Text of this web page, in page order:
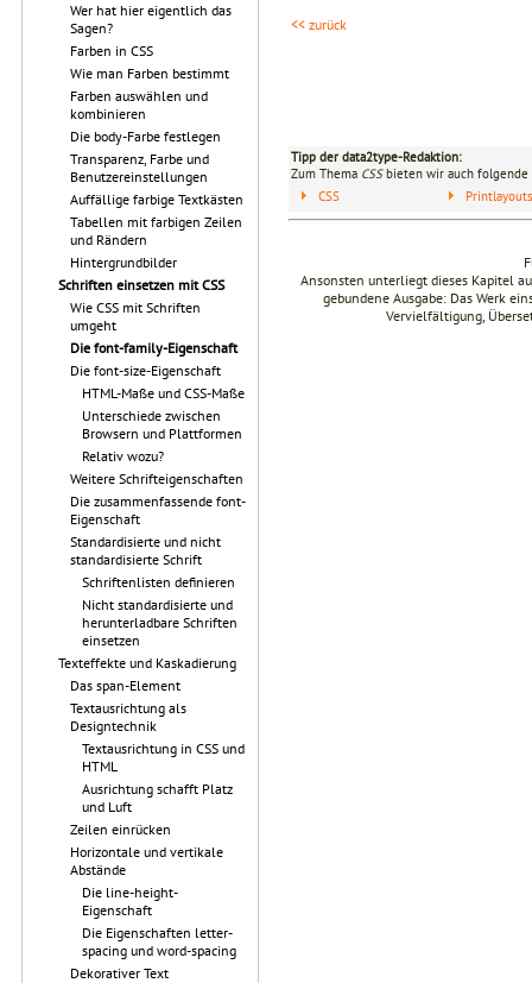
Wer hat hier eigentlich das
Sagen?
Farben in CSS
Wie man Farben bestimmt
Farben auswählen und
kombinieren
Die body-Farbe festlegen
Transparenz, Farbe und
Benutzereinstellungen
Auffällige farbige Textkästen
Tabellen mit farbigen Zeilen
und Rändern
Hintergrundbilder
Schriften einsetzen mit CSS
Wie CSS mit Schriften
umgeht
Die font-family-Eigenschaft
Die font-size-Eigenschaft
HTML-Maße und CSS-Maße
Unterschiede zwischen
Browsern und Plattformen
Relativ wozu?
Weitere Schrifteigenschaften
Die zusammenfassende font-
Eigenschaft
Standardisierte und nicht
standardisierte Schrift
Schriftenlisten definieren
Nicht standardisierte und
herunterladbare Schriften
einsetzen
Texteffekte und Kaskadierung
Das span-Element
Textausrichtung als
Designtechnik
Textausrichtung in CSS und
HTML
Ausrichtung schafft Platz
und Luft
Zeilen einrücken
Horizontale und vertikale
Abstände
Die line-height-
Eigenschaft
Die Eigenschaften letter-
spacing und word-spacing
Dekorativer Text
<< zurück
Tipp der data2type-Redaktion:
Zum Thema CSSbieten wir auch folgende
CSS
Ansonsten unterliegt dieses Kapitel
gebundene Ausgabe: Das Werk
Vervielfältigung,